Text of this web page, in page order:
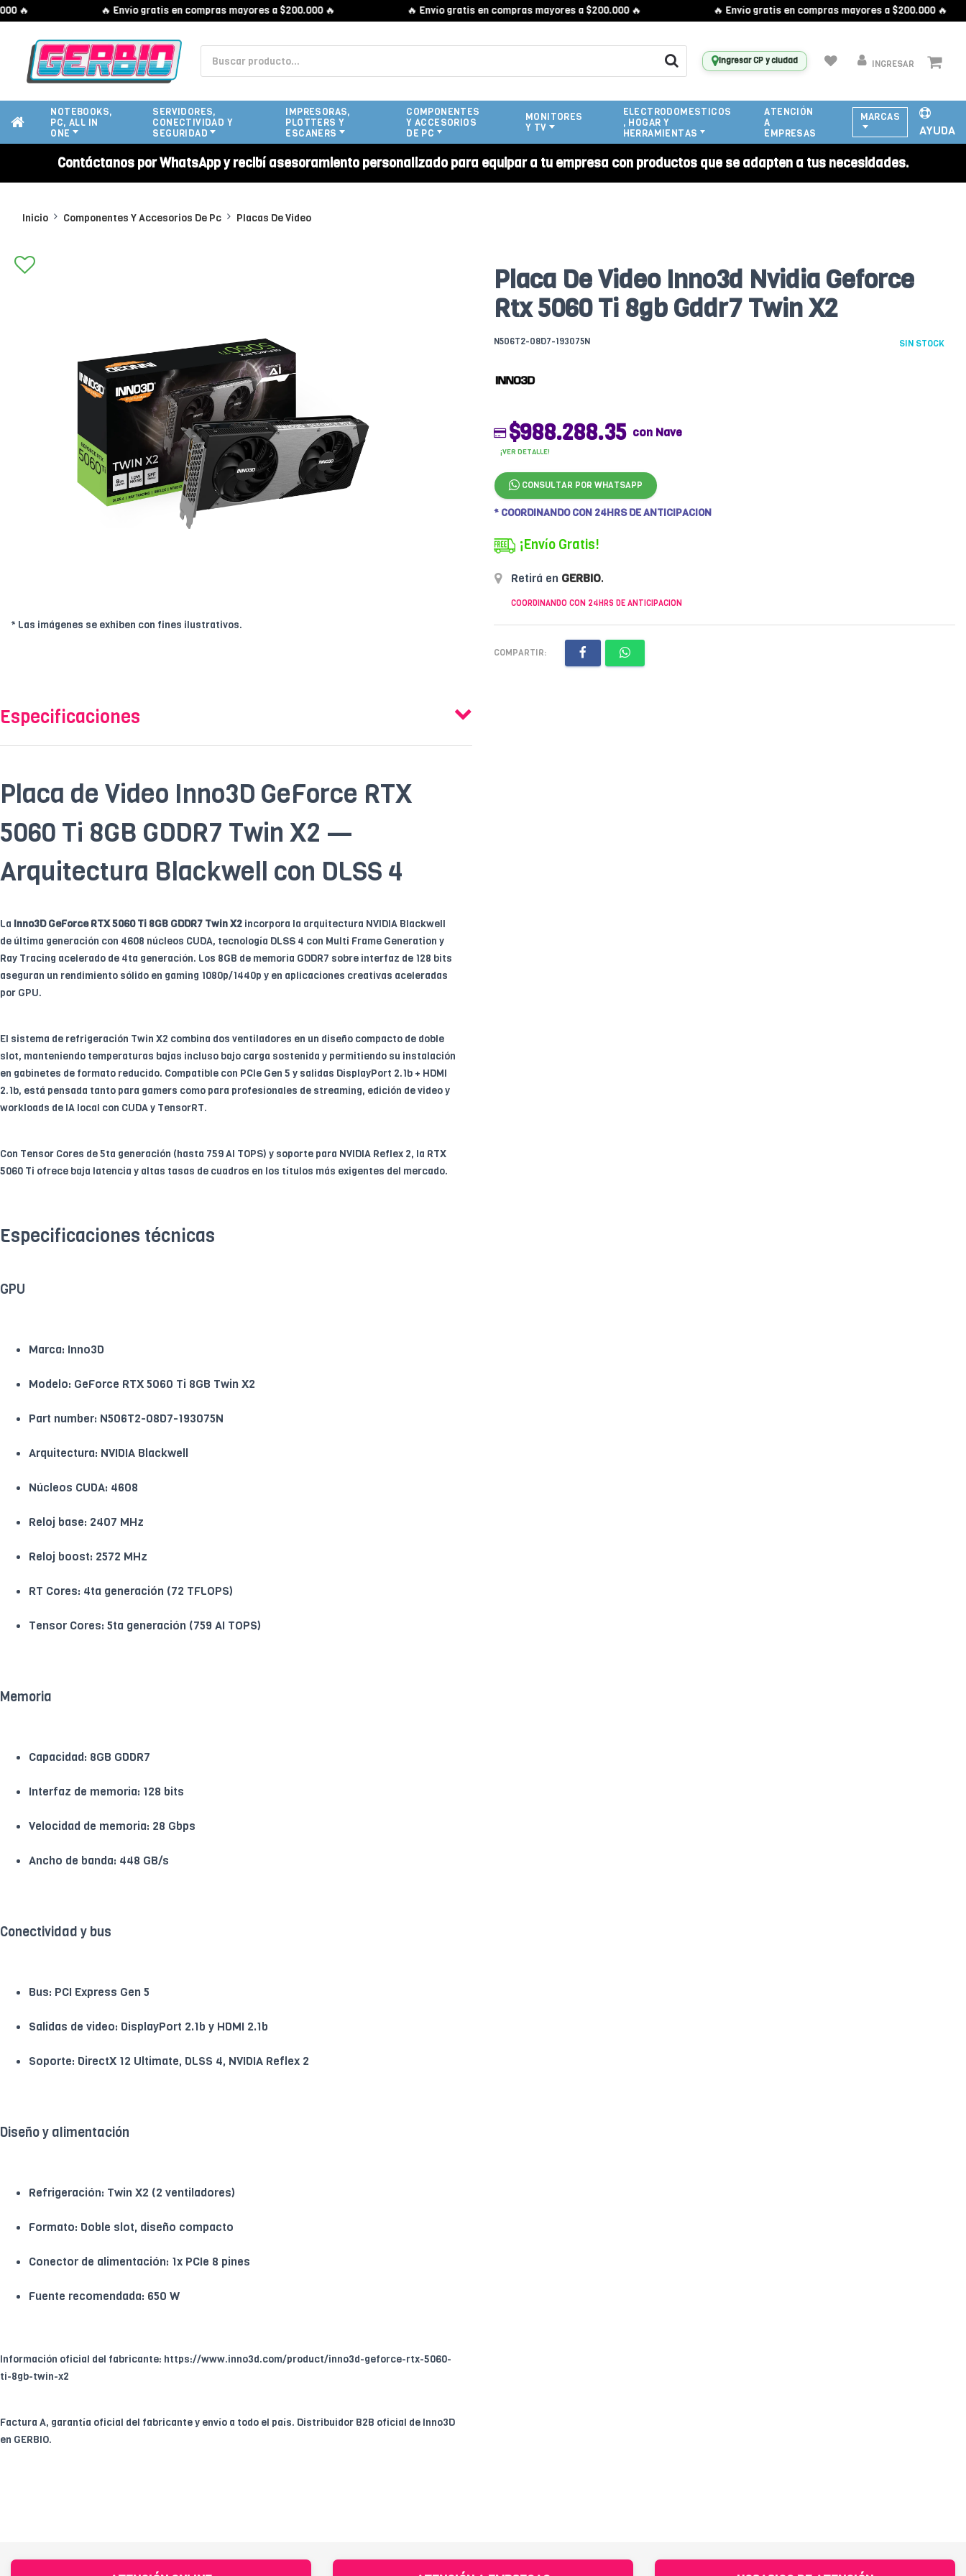
🔥 Envío gratis en compras mayores a $200.000 🔥 🔥 Envío gratis en compras mayores a $200.000 🔥 🔥 Envío gratis en compras mayores a $200.000 🔥
Ingresar CP y ciudad INGRESAR
NOTEBOOKS,
PC, ALL IN
ONE
SERVIDORES,
CONECTIVIDAD Y
SEGURIDAD
IMPRESORAS,
PLOTTERS Y
ESCANERS
COMPONENTES
Y ACCESORIOS
DE PC
MONITORES
Y TV
ELECTRODOMESTICOS
, HOGAR Y
HERRAMIENTAS
ATENCIÓN
A
EMPRESAS
MARCAS
AYUDA
Contáctanos por WhatsApp y recibí asesoramiento personalizado para equipar a tu empresa con productos que se adapten a tus necesidades.
Inicio Componentes Y Accesorios De Pc Placas De Video
* Las imágenes se exhiben con fines ilustrativos.
Placa De Video Inno3d Nvidia Geforce
Rtx 5060 Ti 8gb Gddr7 Twin X2
N506T2-08D7-193075N SIN STOCK
$988.288.35 con Nave
¡VER DETALLE!
CONSULTAR POR WHATSAPP
* COORDINANDO CON 24HRS DE ANTICIPACION
¡Envío Gratis!
Retirá en GERBIO.
COORDINANDO CON 24HRS DE ANTICIPACION
COMPARTIR:
Especificaciones
Placa de Video Inno3D GeForce RTX
5060 Ti 8GB GDDR7 Twin X2 —
Arquitectura Blackwell con DLSS 4
La Inno3D GeForce RTX 5060 Ti 8GB GDDR7 Twin X2 incorpora la arquitectura NVIDIA Blackwell
de última generación con 4608 núcleos CUDA, tecnología DLSS 4 con Multi Frame Generation y
Ray Tracing acelerado de 4ta generación. Los 8GB de memoria GDDR7 sobre interfaz de 128 bits
aseguran un rendimiento sólido en gaming 1080p/1440p y en aplicaciones creativas aceleradas
por GPU.
El sistema de refrigeración Twin X2 combina dos ventiladores en un diseño compacto de doble
slot, manteniendo temperaturas bajas incluso bajo carga sostenida y permitiendo su instalación
en gabinetes de formato reducido. Compatible con PCIe Gen 5 y salidas DisplayPort 2.1b + HDMI
2.1b, está pensada tanto para gamers como para profesionales de streaming, edición de video y
workloads de IA local con CUDA y TensorRT.
Con Tensor Cores de 5ta generación (hasta 759 AI TOPS) y soporte para NVIDIA Reflex 2, la RTX
5060 Ti ofrece baja latencia y altas tasas de cuadros en los títulos más exigentes del mercado.
Especificaciones técnicas
GPU
Marca: Inno3D
Modelo: GeForce RTX 5060 Ti 8GB Twin X2
Part number: N506T2-08D7-193075N
Arquitectura: NVIDIA Blackwell
Núcleos CUDA: 4608
Reloj base: 2407 MHz
Reloj boost: 2572 MHz
RT Cores: 4ta generación (72 TFLOPS)
Tensor Cores: 5ta generación (759 AI TOPS)
Memoria
Capacidad: 8GB GDDR7
Interfaz de memoria: 128 bits
Velocidad de memoria: 28 Gbps
Ancho de banda: 448 GB/s
Conectividad y bus
Bus: PCI Express Gen 5
Salidas de video: DisplayPort 2.1b y HDMI 2.1b
Soporte: DirectX 12 Ultimate, DLSS 4, NVIDIA Reflex 2
Diseño y alimentación
Refrigeración: Twin X2 (2 ventiladores)
Formato: Doble slot, diseño compacto
Conector de alimentación: 1x PCIe 8 pines
Fuente recomendada: 650 W
Información oficial del fabricante: https://www.inno3d.com/product/inno3d-geforce-rtx-5060-
ti-8gb-twin-x2
Factura A, garantía oficial del fabricante y envío a todo el país. Distribuidor B2B oficial de Inno3D
en GERBIO.